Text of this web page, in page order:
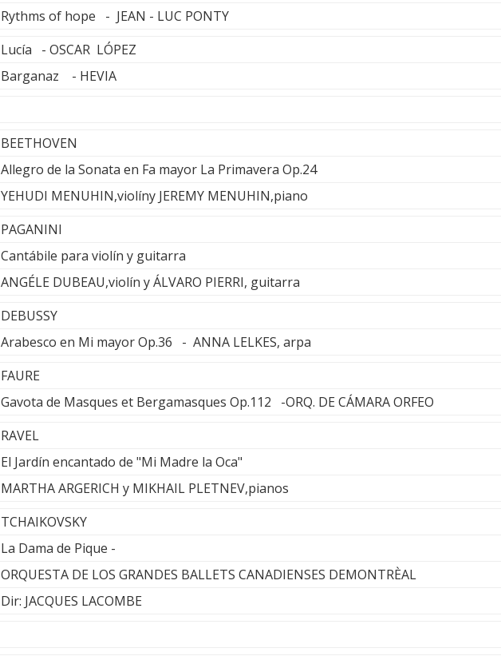
Rythms of hope - JEAN - LUC PONTY
Lucía - OSCAR LÓPEZ
Barganaz - HEVIA
BEETHOVEN
Allegro de la Sonata en Fa mayor La Primavera Op.24
YEHUDI MENUHIN,violíny JEREMY MENUHIN,piano
PAGANINI
Cantábile para violín y guitarra
ANGÉLE DUBEAU,violín y ÁLVARO PIERRI, guitarra
DEBUSSY
Arabesco en Mi mayor Op.36 - ANNA LELKES, arpa
FAURE
Gavota de Masques et Bergamasques Op.112 -ORQ. DE CÁMARA ORFEO
RAVEL
El Jardín encantado de "Mi Madre la Oca"
MARTHA ARGERICH y MIKHAIL PLETNEV,pianos
TCHAIKOVSKY
La Dama de Pique -
ORQUESTA DE LOS GRANDES BALLETS CANADIENSES DEMONTRÈAL
Dir: JACQUES LACOMBE